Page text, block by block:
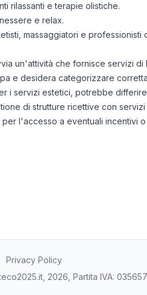
rilassanti e terapie olistiche.
e relax.
massaggiatori e professionisti
un'attività che fornisce servizi
e desidera categorizzare
servizi estetici, potrebbe differire
di strutture ricettive con
l'accesso a eventuali incentivi
Privacy Policy
2026, Partita IVA: